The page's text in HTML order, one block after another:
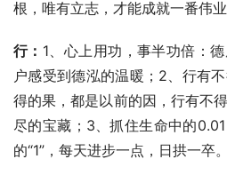
行：1、心上用功，事半功倍：
得的果，都是以前的因，行有不
尽的宝藏；3、抓住生命中的
的“1”，每天进步一点，日拱一卒。
张总寄语